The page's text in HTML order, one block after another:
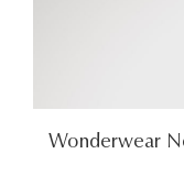
Wonderwear